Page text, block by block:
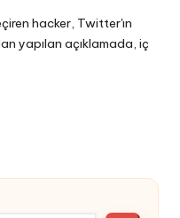
hacker, Twitter'ın
yapılan açıklamada, iç